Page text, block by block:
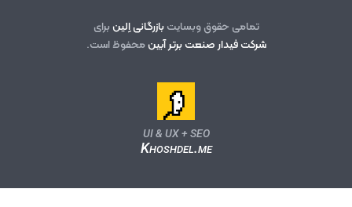
p
a
m
m تمامی حقوق وبسایت بازرگانی اِلین برای
شرکت فیدار صنعت برتر آبینمحفوظ است.
UI & UX + SEO
Khoshdel.me